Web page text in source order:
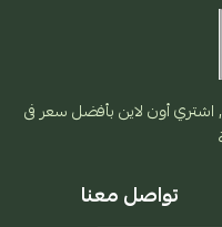
اشتري أون لاين بأفضل سعر فى
تواصل معنا